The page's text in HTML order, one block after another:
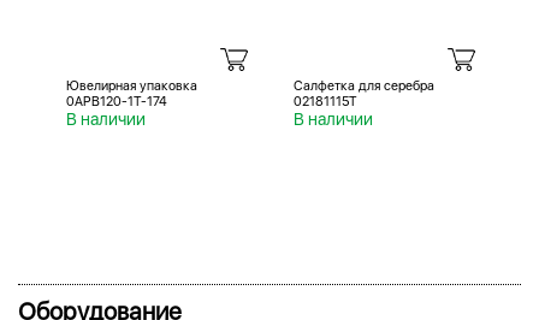
Ювелирная упаковка
0APB120-1T-174
В наличии
Салфетка для серебра
02181115T
В наличии
Оборудование